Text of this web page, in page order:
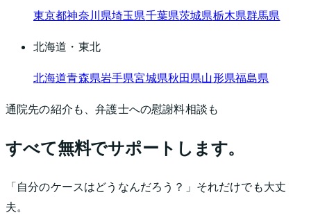
東京都神奈川県埼玉県千葉県茨城県栃木県群馬県
北海道・東北
北海道青森県岩手県宮城県秋田県山形県福島県
通院先の紹介も、弁護士への慰謝料相談も
すべて無料でサポートします。
「自分のケースはどうなんだろう？」それだけでも大丈
夫。